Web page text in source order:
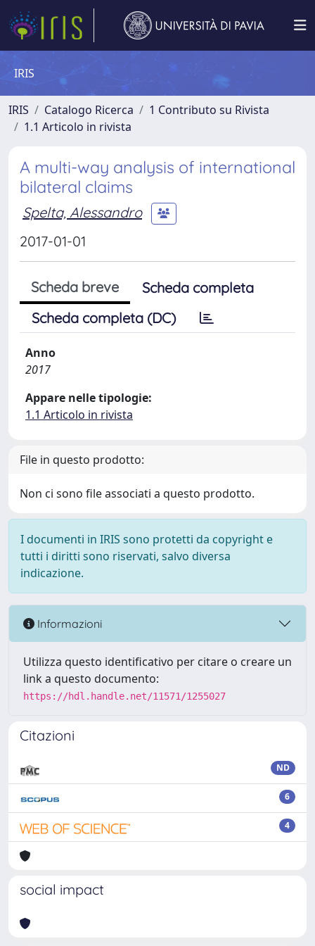
IRIS
IRIS Catalogo Ricerca
1 Contributo su Rivista
1.1 Articolo in rivista
A multi-way analysis of international
bilateral claims
Spelta, Alessandro
2017-01-01
Scheda breve
Scheda completa
Scheda completa (DC)
Anno
2017
Appare nelle tipologie:
1.1 Articolo in rivista
File in questo prodotto:
Non ci sono file associati a questo prodotto.
I documenti in IRIS sono protetti da copyright e
tutti i diritti sono riservati, salvo diversa
indicazione.
Informazioni
Utilizza questo identificativo per citare o creare un
link a questo documento:
https://hdl.handle.net/11571/1255027
Citazioni
ND
6
4
social impact